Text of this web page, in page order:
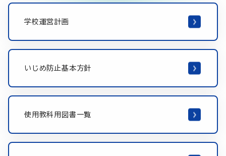
学校運営計画
いじめ防止基本方針
使用教科用図書一覧